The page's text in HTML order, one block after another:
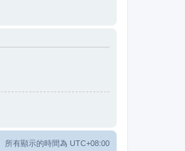
所有顯示的時間為 UTC+08:00